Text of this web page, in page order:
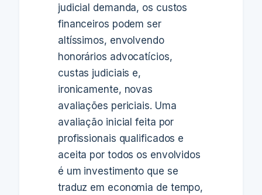
judicial demanda, os custos
financeiros podem ser
altíssimos, envolvendo
honorários advocatícios,
custas judiciais e,
ironicamente, novas
avaliações periciais. Uma
avaliação inicial feita por
profissionais qualificados e
aceita por todos os envolvidos
é um investimento que se
traduz em economia de tempo,